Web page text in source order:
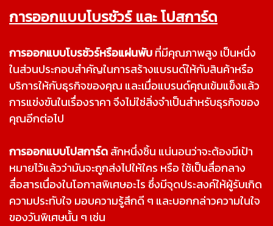
การออกแบบโบรชัวร์ และ โปสการ์ด
การออกแบบโบรชัวร์หรือแผ่นพับที่มีคุณภาพสูง เป็นหนึ่ง
ในส่วนประกอบสำคัญในการสร้างแบรนด์ให้กับสินค้าหรือ
บริการให้กับธุรกิจของคุณ และเมื่อแบรนด์คุณเข้มแข็งแล้ว
การแข่งขันในเรื่องราคา จึงไม่ใช่สิ่งจำเป็นสำหรับธุรกิจของ
คุณอีกต่อไป
การออกแบบโปสการ์ดสักหนึ่งชิ้น แน่นอนว่าจะต้องมีเป้า
หมายไว้แล้วว่ามันจะถูกส่งไปให้ใคร หรือ ใช้เป็นสื่อกลาง
สื่อสารเนื่องในโอกาสพิเศษอะไร ซึ่งมีจุดประสงค์ให้ผู้รับเกิด
ความประทับใจ มอบความรู้สึกดี ๆ และบอกกล่าวความในใจ
ของวันพิเศษนั้น ๆ เช่น